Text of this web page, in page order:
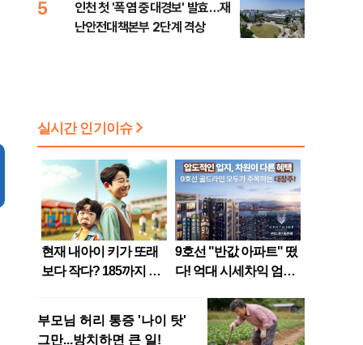
5
인천 첫 '폭염 중대경보' 발효…재
난안전대책본부 2단계 격상